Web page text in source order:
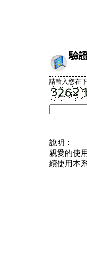
驗
請輸入您在
說明︰
親愛的使
續使用本